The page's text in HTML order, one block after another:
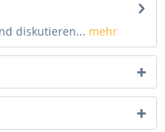
diskutieren... mehr